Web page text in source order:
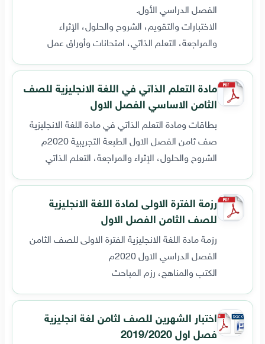
الفصل الدراسي الأول.
الاختبارات والتقويم، الشروح والحلول، الإثراء
والمراجعة، التعلم الذاتي، امتحانات وأوراق عمل
مادة التعلم الذاتي في اللغة الانجليزية للصف
الثامن الاساسي الفصل الاول
بطاقات ومادة التعلم الذاتي في مادة اللغة الانجليزية
صف ثامن الفصل الاول الطبعة التجريبية 2020م
الشروح والحلول، الإثراء والمراجعة، التعلم الذاتي
رزمة الفترة الاولى لمادة اللغة الانجليزية
للصف الثامن الفصل الاول
رزمة مادة اللغة الانجليزية الفترة الاولى للصف الثامن
الفصل الدراسي الاول 2020م
الكتب والمناهج، رزم المباحث
اختبار الشهرين للصف لثامن لغة انجليزية
فصل اول 2019/2020